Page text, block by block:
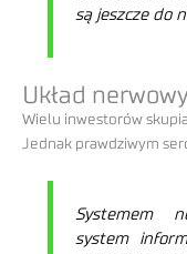
są jeszcze do
Układ
Wielu inwestorów
Jednak prawdziwym
Systemem
system